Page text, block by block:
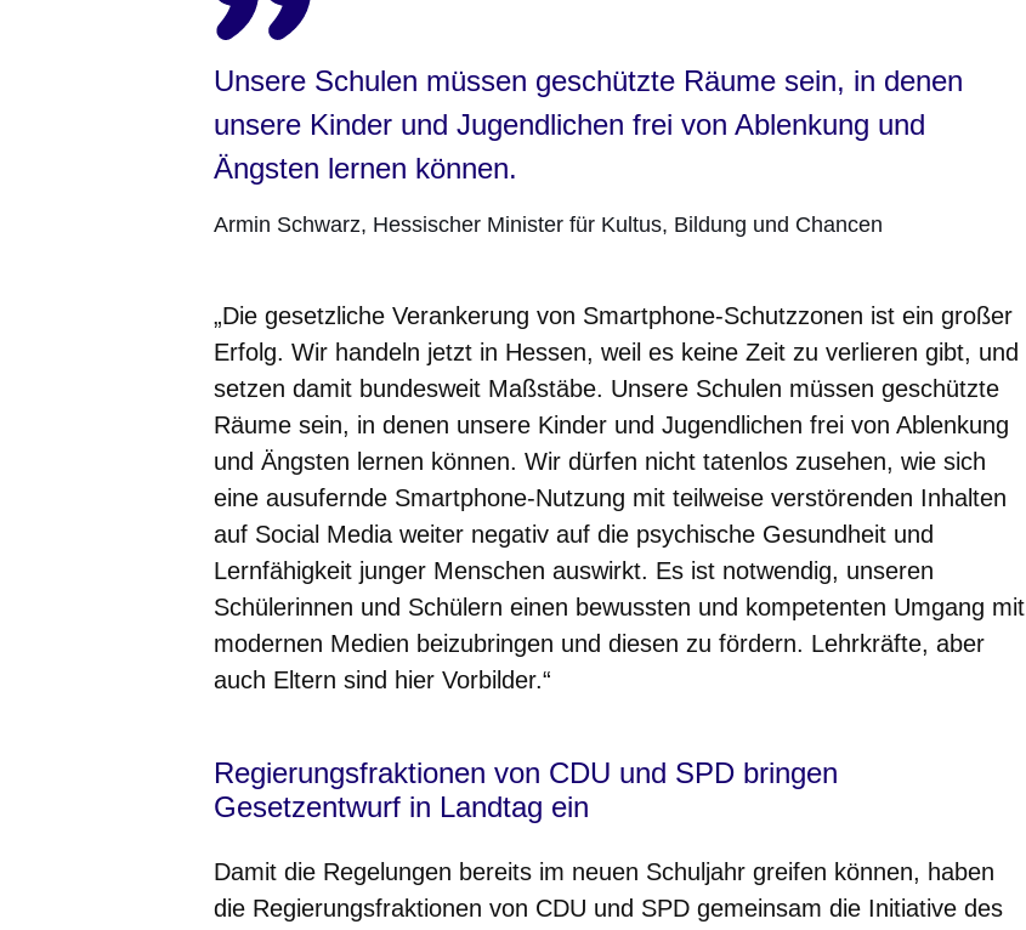
Unsere Schulen müssen geschützte Räume sein, in denen
unsere Kinder und Jugendlichen frei von Ablenkung und
Ängsten lernen können.
Armin Schwarz Hessischer Minister für Kultus, Bildung und Chancen
„Die gesetzliche Verankerung von Smartphone-Schutzzonen ist ein großer
Erfolg. Wir handeln jetzt in Hessen, weil es keine Zeit zu verlieren gibt, und
setzen damit bundesweit Maßstäbe. Unsere Schulen müssen geschützte
Räume sein, in denen unsere Kinder und Jugendlichen frei von Ablenkung
und Ängsten lernen können. Wir dürfen nicht tatenlos zusehen, wie sich
eine ausufernde Smartphone-Nutzung mit teilweise verstörenden Inhalten
auf Social Media weiter negativ auf die psychische Gesundheit und
Lernfähigkeit junger Menschen auswirkt. Es ist notwendig, unseren
Schülerinnen und Schülern einen bewussten und kompetenten Umgang mit
modernen Medien beizubringen und diesen zu fördern. Lehrkräfte, aber
auch Eltern sind hier Vorbilder.“
Regierungsfraktionen von CDU und SPD bringen
Gesetzentwurf in Landtag ein
Damit die Regelungen bereits im neuen Schuljahr greifen können, haben
die Regierungsfraktionen von CDU und SPD gemeinsam die Initiative des